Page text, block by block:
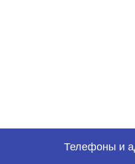
Телефоны и